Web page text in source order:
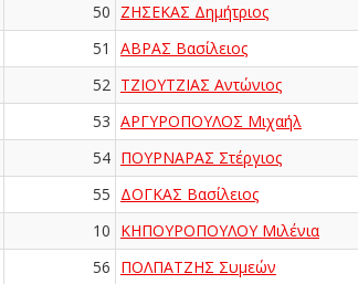
50 ΖΗΣΕΚΑΣ Δημήτριος
51 ΑΒΡΑΣ Βασίλειος
52 ΤΖΙΟΥΤΖΙΑΣ Αντώνιος
53 ΑΡΓΥΡΟΠΟΥΛΟΣ Μιχαήλ
54 ΠΟΥΡΝΑΡΑΣ Στέργιος
55 ΔΟΓΚΑΣ Βασίλειος
10 ΚΗΠΟΥΡΟΠΟΥΛΟΥ Μιλένια
56 ΠΟΛΠΑΤΖΗΣ Συμεών